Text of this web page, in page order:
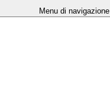
Menu di navigazione